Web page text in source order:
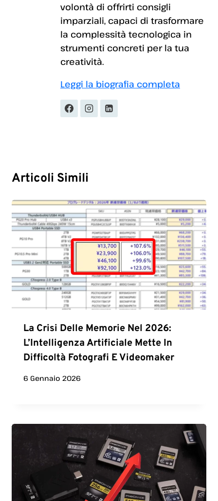
volontà di offrirti consigli
imparziali, capaci di trasformare
la complessità tecnologica in
strumenti concreti per la tua
creatività.
Leggi la biografia completa
Articoli Simili
La Crisi Delle Memorie Nel 2026:
L’Intelligenza Artificiale Mette In
Difficoltà Fotografi E Videomaker
6 Gennaio 2026